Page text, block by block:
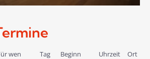
wen Tag Beginn Uhrzeit
Ort